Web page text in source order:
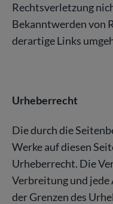
Rechtsverletzung
Bekanntwerden von
derartige Links
Urheberrecht
Die durch die
Werke auf diesen
Urheberrecht. Die
Verbreitung und
der Grenzen des